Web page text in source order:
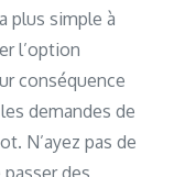
plus simple à
l’option
conséquence
demandes de
N’ayez pas de
des